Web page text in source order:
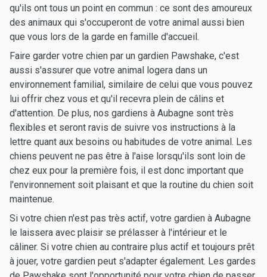
qu'ils ont tous un point en commun : ce sont des amoureux
des animaux qui s'occuperont de votre animal aussi bien
que vous lors de la garde en famille d'accueil.
Faire garder votre chien par un gardien Pawshake, c'est
aussi s'assurer que votre animal logera dans un
environnement familial, similaire de celui que vous pouvez
lui offrir chez vous et qu'il recevra plein de câlins et
d'attention. De plus, nos gardiens à Aubagne sont très
flexibles et seront ravis de suivre vos instructions à la
lettre quant aux besoins ou habitudes de votre animal. Les
chiens peuvent ne pas être à l'aise lorsqu'ils sont loin de
chez eux pour la première fois, il est donc important que
l'environnement soit plaisant et que la routine du chien soit
maintenue.
Si votre chien n'est pas très actif, votre gardien à Aubagne
le laissera avec plaisir se prélasser à l'intérieur et le
câliner. Si votre chien au contraire plus actif et toujours prêt
à jouer, votre gardien peut s'adapter également. Les gardes